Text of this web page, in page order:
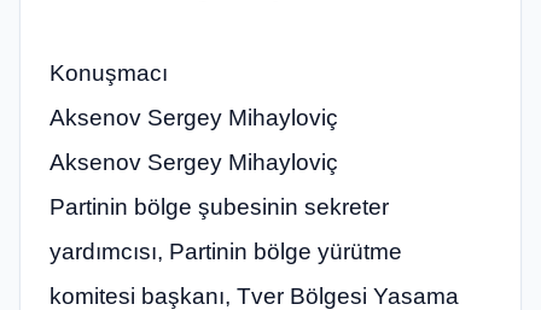
Konuşmacı
Aksenov Sergey Mihayloviç
Aksenov Sergey Mihayloviç
Partinin bölge şubesinin sekreter
yardımcısı, Partinin bölge yürütme
komitesi başkanı, Tver Bölgesi Yasama